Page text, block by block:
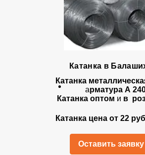
Катанка в
Катанка
арматура А
Катанка оптом и в
Катанка цена от 22
Оставить заявку